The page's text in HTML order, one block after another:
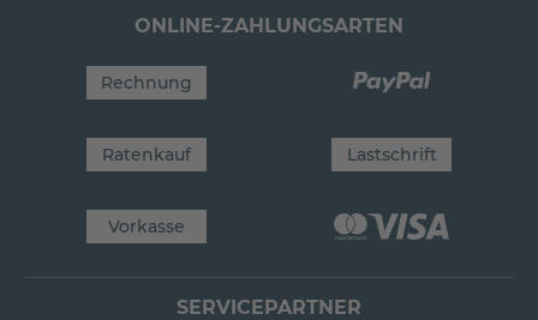
ONLINE-ZAHLUNGSARTEN
Rechnung
Ratenkauf Lastschrift
Vorkasse
SERVICEPARTNER